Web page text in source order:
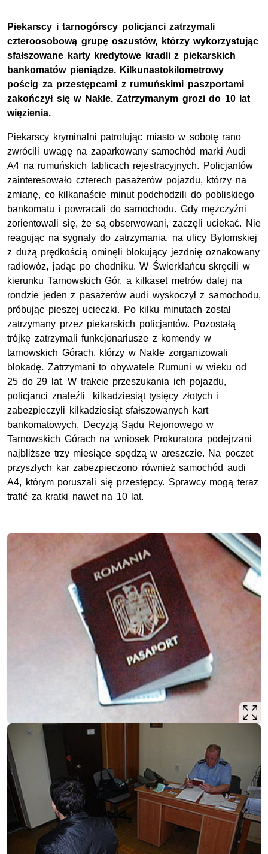
Piekarscy i tarnogórscy policjanci zatrzymali
czteroosobową grupę oszustów, którzy wykorzystując
sfałszowane karty kredytowe kradli z piekarskich
bankomatów pieniądze. Kilkunastokilometrowy
pościg za przestępcami z rumuńskimi paszportami
zakończył się w Nakle. Zatrzymanym grozi do 10 lat
więzienia.
Piekarscy kryminalni patrolując miasto w sobotę rano
zwrócili uwagę na zaparkowany samochód marki Audi
A4 na rumuńskich tablicach rejestracyjnych. Policjantów
zainteresowało czterech pasażerów pojazdu, którzy na
zmianę, co kilkanaście minut podchodzili do pobliskiego
bankomatu i powracali do samochodu. Gdy mężczyźni
zorientowali się, że są obserwowani, zaczęli uciekać. Nie
reagując na sygnały do zatrzymania, na ulicy Bytomskiej
z dużą prędkością ominęli blokujący jezdnię oznakowany
radiowóz, jadąc po chodniku. W Świerklańcu skręcili w
kierunku Tarnowskich Gór, a kilkaset metrów dalej na
rondzie jeden z pasażerów audi wyskoczył z samochodu,
próbując pieszej ucieczki. Po kilku minutach został
zatrzymany przez piekarskich policjantów. Pozostałą
trójkę zatrzymali funkcjonariusze z komendy w
tarnowskich Górach, którzy w Nakle zorganizowali
blokadę. Zatrzymani to obywatele Rumuni w wieku od
25 do 29 lat. W trakcie przeszukania ich pojazdu,
policjanci znaleźli kilkadziesiąt tysięcy złotych i
zabezpieczyli kilkadziesiąt sfałszowanych kart
bankomatowych. Decyzją Sądu Rejonowego w
Tarnowskich Górach na wniosek Prokuratora podejrzani
najbliższe trzy miesiące spędzą w areszczie. Na poczet
przyszłych kar zabezpieczono również samochód audi
A4, którym poruszali się przestępcy. Sprawcy mogą teraz
trafić za kratki nawet na 10 lat.